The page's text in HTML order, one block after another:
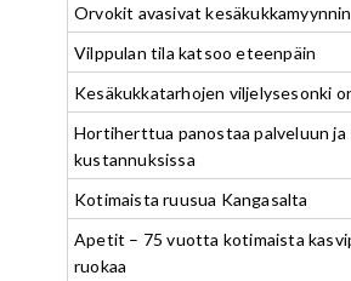
Orvokit avasivat kesäkukkamyynnin
Vilppulan tila katsoo eteenpäin
Kesäkukkatarhojen viljelysesonki
Hortiherttua panostaa palveluun ja
kustannuksissa
Kotimaista ruusua Kangasalta
Apetit – 75 vuotta kotimaista
ruokaa